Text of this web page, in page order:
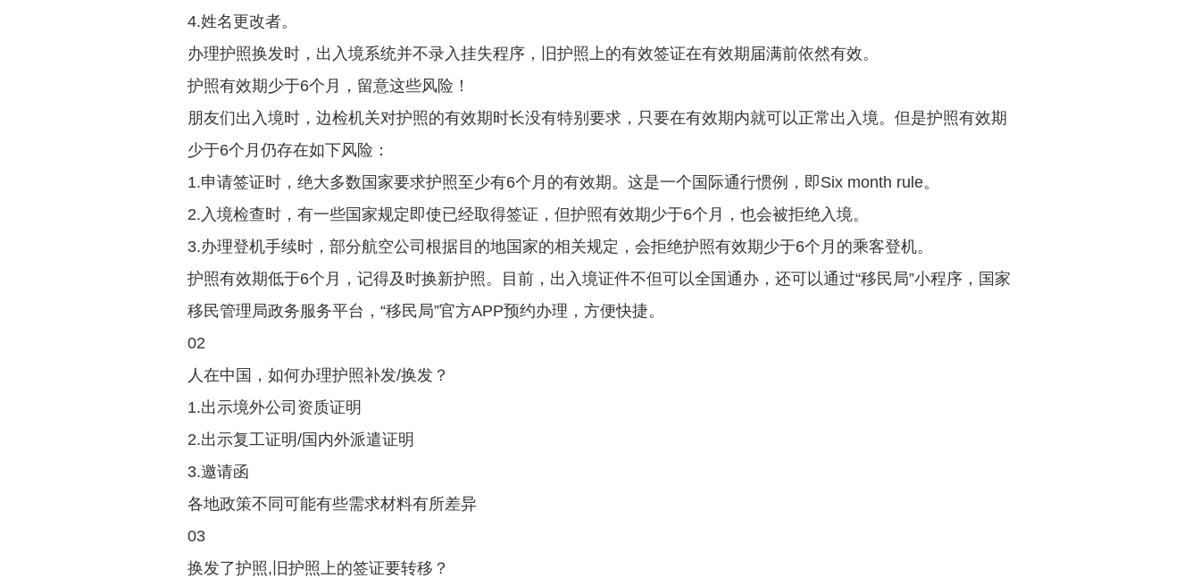
4.姓名更改者。
办理护照换发时，出入境系统并不录入挂失程序，旧护照上的有效签证在有效期届满前依然有效。
护照有效期少于6个月，留意这些风险！
朋友们出入境时，边检机关对护照的有效期时长没有特别要求，只要在有效期内就可以正常出入境。但是护照有效期
少于6个月仍存在如下风险：
1.申请签证时，绝大多数国家要求护照至少有6个月的有效期。这是一个国际通行惯例，即Six month rule。
2.入境检查时，有一些国家规定即使已经取得签证，但护照有效期少于6个月，也会被拒绝入境。
3.办理登机手续时，部分航空公司根据目的地国家的相关规定，会拒绝护照有效期少于6个月的乘客登机。
护照有效期低于6个月，记得及时换新护照。目前，出入境证件不但可以全国通办，还可以通过“移民局”小程序，国家
移民管理局政务服务平台，“移民局”官方APP预约办理，方便快捷。
02
人在中国，如何办理护照补发/换发？
1.出示境外公司资质证明
2.出示复工证明/国内外派遣证明
3.邀请函
各地政策不同可能有些需求材料有所差异
03
换发了护照,旧护照上的签证要转移？